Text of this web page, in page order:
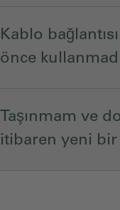
Kablo
önce
Taşınmam ve
itibaren yeni bir